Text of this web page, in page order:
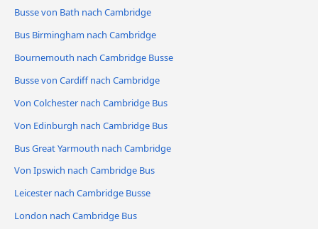
Busse von Bath nach Cambridge
Bus Birmingham nach Cambridge
Bournemouth nach Cambridge Busse
Busse von Cardiff nach Cambridge
Von Colchester nach Cambridge Bus
Von Edinburgh nach Cambridge Bus
Bus Great Yarmouth nach Cambridge
Von Ipswich nach Cambridge Bus
Leicester nach Cambridge Busse
London nach Cambridge Bus